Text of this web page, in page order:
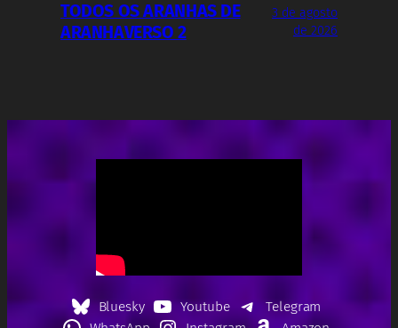
TODOS OS ARANHAS DE
ARANHAVERSO 2
3 de agosto
de 2026
Bluesky Youtube
Telegram